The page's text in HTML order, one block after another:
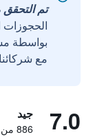
تم التحقق
الحجوزات
مع
7.0 جيد
886 من التقييمات تم التحقق منها